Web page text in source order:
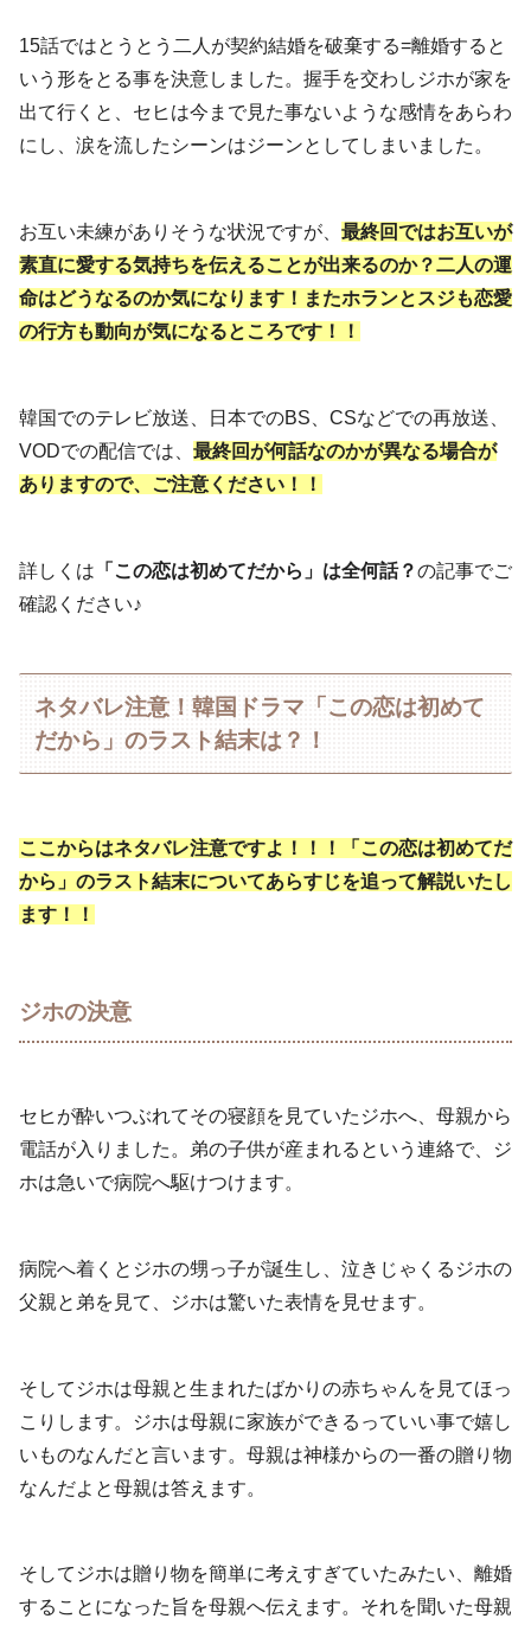
15話ではとうとう二人が契約結婚を破棄する=離婚すると
いう形をとる事を決意しました。握手を交わしジホが家を
出て行くと、セヒは今まで見た事ないような感情をあらわ
にし、涙を流したシーンはジーンとしてしまいました。
お互い未練がありそうな状況ですが、 最終回ではお互いが
素直に愛する気持ちを伝えることが出来るのか？二人の運
命はどうなるのか気になります！またホランとスジも恋愛
の行方も動向が気になるところです！！
韓国でのテレビ放送、日本でのBS、CSなどでの再放送、
VODでの配信では、 最終回が何話なのかが異なる場合が
ありますので、ご注意ください！！
詳しくは 「この恋は初めてだから」は全何話？の記事でご
確認ください♪
ネタバレ注意！韓国ドラマ「この恋は初めて
だから」のラスト結末は？！
ここからはネタバレ注意ですよ！！！「この恋は初めてだ
から」のラスト結末についてあらすじを追って解説いたし
ます！！
ジホの決意
セヒが酔いつぶれてその寝顔を見ていたジホへ、母親から
電話が入りました。弟の子供が産まれるという連絡で、ジ
ホは急いで病院へ駆けつけます。
病院へ着くとジホの甥っ子が誕生し、泣きじゃくるジホの
父親と弟を見て、ジホは驚いた表情を見せます。
そしてジホは母親と生まれたばかりの赤ちゃんを見てほっ
こりします。ジホは母親に家族ができるっていい事で嬉し
いものなんだと言います。母親は神様からの一番の贈り物
なんだよと母親は答えます。
そしてジホは贈り物を簡単に考えすぎていたみたい、離婚
することになった旨を母親へ伝えます。それを聞いた母親